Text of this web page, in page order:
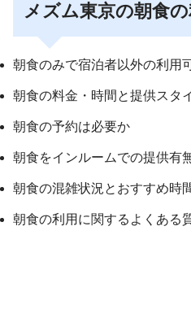
メズム東京の朝食
朝食のみで宿泊者以外の利用
朝食の料金・時間と提供スタ
朝食の予約は必要か
朝食をインルームでの提供有
朝食の混雑状況とおすすめ時
朝食の利用に関するよくある